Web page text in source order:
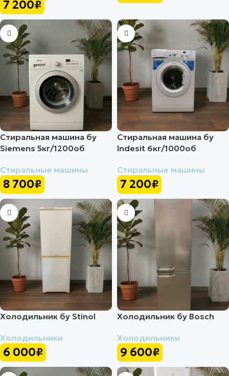
7 200₽
Стиральная машина бу
Siemens 5кг/1200об
Стиральные машины
8 700₽
Стиральная машина бу
Indesit 6кг/1000об
Стиральные машины
7 200₽
Холодильник бу Stinol
Холодильники
6 000₽
Холодильник бу Bosch
Холодильники
9 600₽